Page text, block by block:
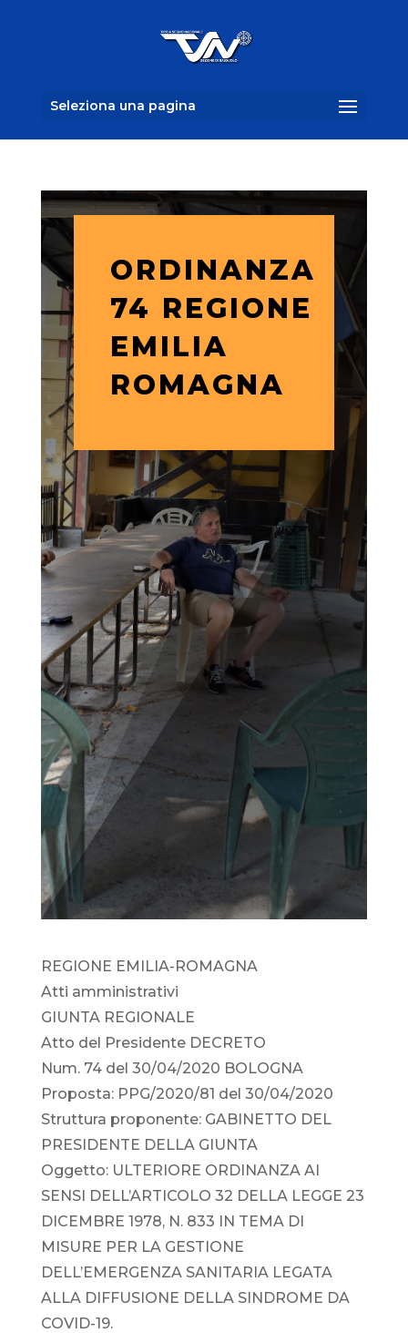
Seleziona una pagina
ORDINANZA
74 REGIONE
EMILIA
ROMAGNA
REGIONE EMILIA-ROMAGNA
Atti amministrativi
GIUNTA REGIONALE
Atto del Presidente DECRETO
Num. 74 del 30/04/2020 BOLOGNA
Proposta: PPG/2020/81 del 30/04/2020
Struttura proponente: GABINETTO DEL
PRESIDENTE DELLA GIUNTA
Oggetto: ULTERIORE ORDINANZA AI
SENSI DELL’ARTICOLO 32 DELLA LEGGE 23
DICEMBRE 1978, N. 833 IN TEMA DI
MISURE PER LA GESTIONE
DELL’EMERGENZA SANITARIA LEGATA
ALLA DIFFUSIONE DELLA SINDROME DA
COVID-19.